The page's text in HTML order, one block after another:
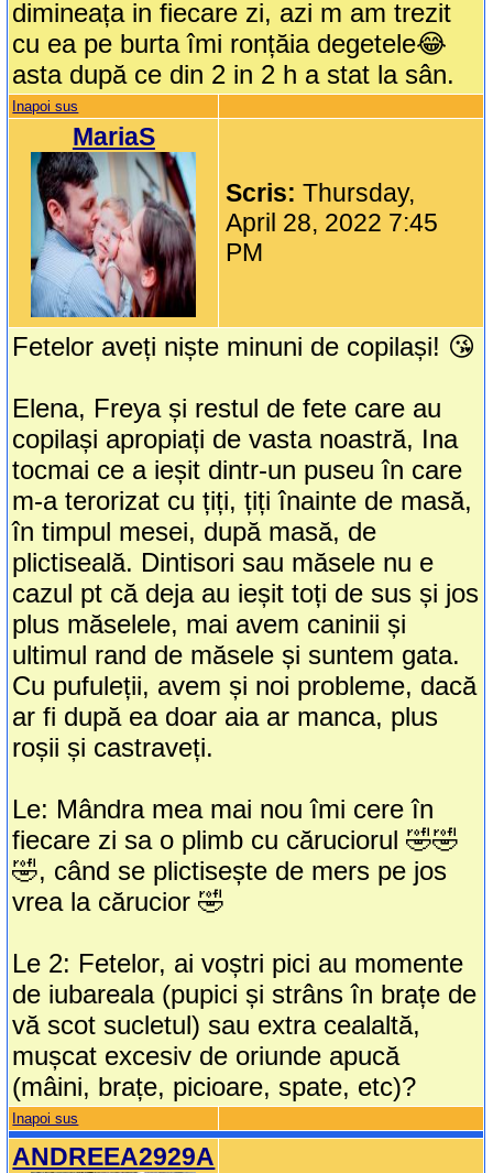
dimineața in fiecare zi, azi m am trezit
cu ea pe burta îmi ronțăia degetele😂
asta după ce din 2 in 2 h a stat la sân.
Inapoi sus
MariaS
Scris:Thursday,
April 28, 2022 7:45
PM
Fetelor aveți niște minuni de copilași! 😘
Elena, Freya și restul de fete care au
copilași apropiați de vasta noastră, Ina
tocmai ce a ieșit dintr-un puseu în care
m-a terorizat cu țiți, țiți înainte de masă,
în timpul mesei, după masă, de
plictiseală. Dintisori sau măsele nu e
cazul pt că deja au ieșit toți de sus și jos
plus măselele, mai avem caninii și
ultimul rand de măsele și suntem gata.
Cu pufuleții, avem și noi probleme, dacă
ar fi după ea doar aia ar manca, plus
roșii și castraveți.
Le: Mândra mea mai nou îmi cere în
fiecare zi sa o plimb cu căruciorul 🤣🤣
🤣, când se plictisește de mers pe jos
vrea la cărucior 🤣
Le 2: Fetelor, ai voștri pici au momente
de iubareala (pupici și strâns în brațe de
vă scot sucletul) sau extra cealaltă,
mușcat excesiv de oriunde apucă
(mâini, brațe, picioare, spate, etc)?
Inapoi sus
ANDREEA2929A